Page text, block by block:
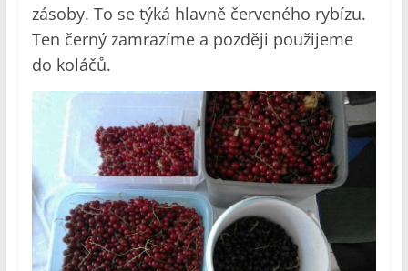
zásoby. To se týká hlavně červeného rybízu.
Ten černý zamrazíme a později použijeme
do koláčů.